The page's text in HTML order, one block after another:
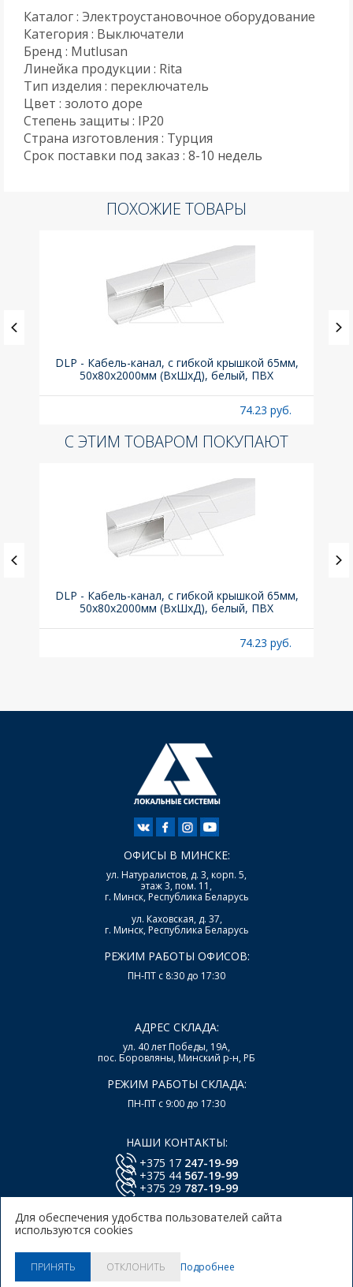
Каталог : Электроустановочное оборудование
Категория : Выключатели
Бренд : Mutlusan
Линейка продукции : Rita
Тип изделия : переключатель
Цвет : золото доре
Степень защиты : IP20
Страна изготовления : Турция
Срок поставки под заказ : 8-10 недель
ПОХОЖИЕ ТОВАРЫ
DLP - Кабель-канал, с гибкой крышкой 65мм,
50x80х2000мм (ВхШхД), белый, ПВХ
74.23 руб.
С ЭТИМ ТОВАРОМ ПОКУПАЮТ
DLP - Кабель-канал, с гибкой крышкой 65мм,
50x80х2000мм (ВхШхД), белый, ПВХ
74.23 руб.
ОФИСЫ В МИНСКЕ:
ул. Натуралистов, д. 3, корп. 5,
этаж 3, пом. 11,
г. Минск, Республика Беларусь
ул. Каховская, д. 37,
г. Минск, Республика Беларусь
РЕЖИМ РАБОТЫ ОФИСОВ:
ПН-ПТ с 8:30 до 17:30
АДРЕС СКЛАДА:
ул. 40 лет Победы, 19А,
пос. Боровляны, Минский р-н, РБ
РЕЖИМ РАБОТЫ СКЛАДА:
ПН-ПТ с 9:00 до 17:30
НАШИ КОНТАКТЫ:
+375 17 247-19-99
+375 44 567-19-99
+375 29 787-19-99
Политика использования
куки.
Для обеспечения удобства пользователей сайта
используются cookies
ПРИНЯТЬ ОТКЛОНИТЬ Подробнее